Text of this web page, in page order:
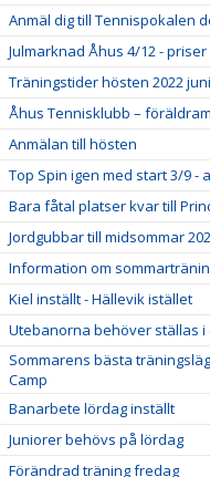
Anmäl dig till Tennispokalen
Julmarknad Åhus 4/12 -
Träningstider hösten 2022
Åhus Tennisklubb –
Anmälan till hösten
Top Spin igen med start 3/9 -
Bara fåtal platser kvar till
Jordgubbar till midsommar
Information om
Kiel inställt - Hällevik istället
Utebanorna behöver ställas i
Sommarens bästa
Camp
Banarbete lördag inställt
Juniorer behövs på lördag
Förändrad träning fredag